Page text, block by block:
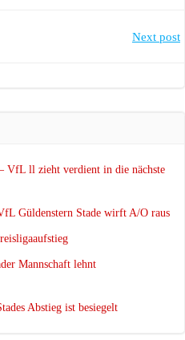
Next post
VfL ll zieht verdient in die nächste
Güldenstern Stade wirft A/O raus
Mannschaft lehnt
Abstieg ist besiegelt